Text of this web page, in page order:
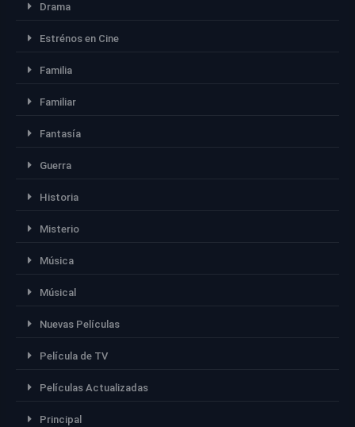
Drama
Estrénos en Cine
Familia
Familiar
Fantasía
Guerra
Historia
Misterio
Música
Músical
Nuevas Películas
Película de TV
Películas Actualizadas
Principal